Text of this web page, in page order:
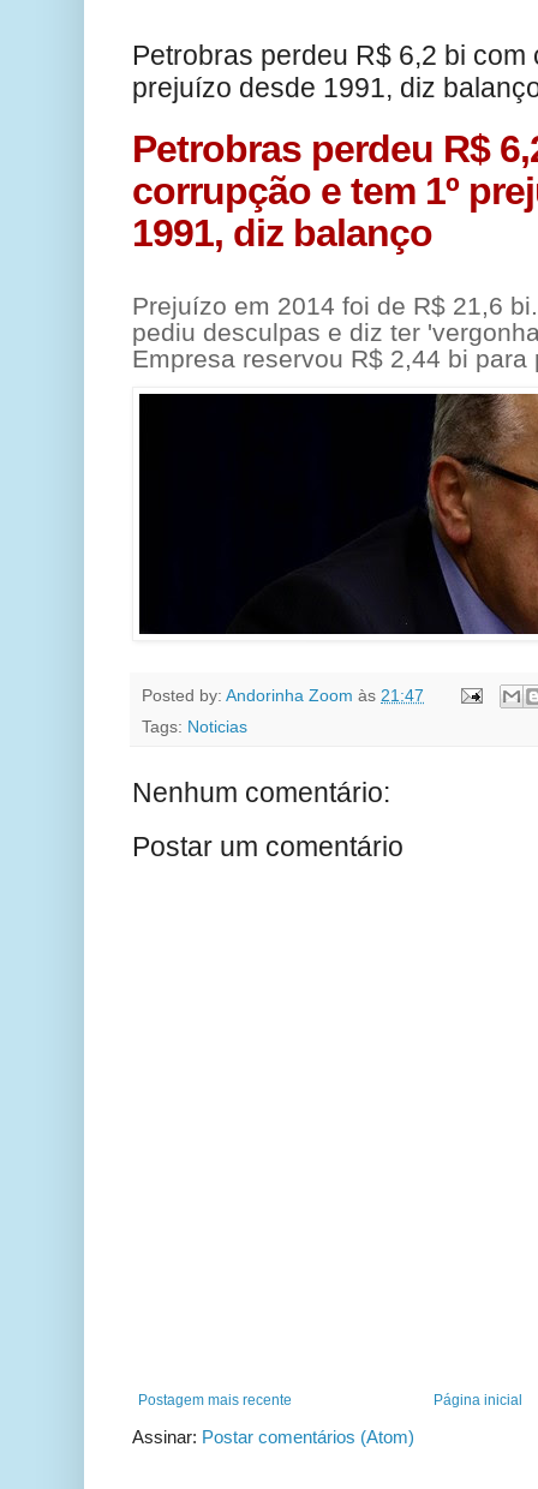
Petrobras perdeu R$ 6,2 bi com
prejuízo desde 1991, diz
Petrobras perdeu R$
corrupção e tem 1º
1991, diz balanço
Prejuízo em 2014 foi de R$ 21,6
pediu desculpas e diz ter
Empresa reservou R$ 2,44 bi
Posted by: Andorinha Zoom às 21:47
Tags: Noticias
Nenhum comentário:
Postar um comentário
Postagem mais recente Página inicial
Assinar: Postar comentários (Atom)